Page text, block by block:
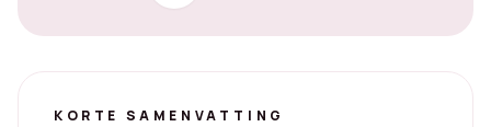
KORTE SAMENVATTING